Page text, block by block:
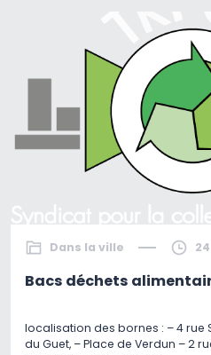
Dans la ville
Bacs déchets
localisation des bornes : – 4 rue
du Guet, – Place de Verdun – 2